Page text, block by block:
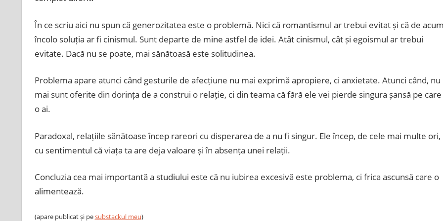
În ce scriu aici nu spun că generozitatea este o problemă. Nici că romantismul ar trebui evitat și că de
încolo soluția ar fi cinismul. Sunt departe de mine astfel de idei. Atât cinismul, cât și egoismul ar trebui
evitate. Dacă nu se poate, mai sănătoasă este solitudinea.
Problema apare atunci când gesturile de afecțiune nu mai exprimă apropiere, ci anxietate. Atunci când, nu
mai sunt oferite din dorința de a construi o relație, ci din teama că fără ele vei pierde singura șansă pe care
o ai.
Paradoxal, relațiile sănătoase încep rareori cu disperarea de a nu fi singur. Ele încep, de cele mai multe ori,
cu sentimentul că viața ta are deja valoare și în absența unei relații.
Concluzia cea mai importantă a studiului este că nu iubirea excesivă este problema, ci frica ascunsă care o
alimentează.
(apare publicat și pesubstackul meu)